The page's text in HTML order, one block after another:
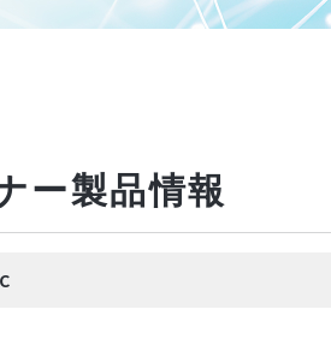
ー製品情報